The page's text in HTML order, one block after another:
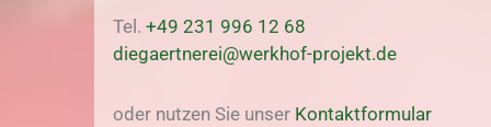
Tel.+49 231 996 12 68
diegaertnerei@werkhof-projekt.de
oder nutzen Sie unser Kontaktformular